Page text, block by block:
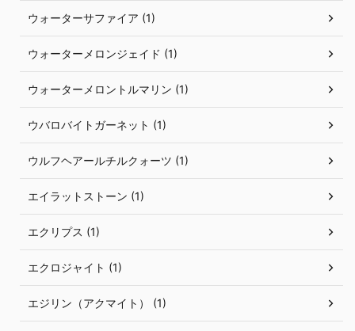
ウォーターサファイア (1)
ウォーターメロンジェイド (1)
ウォーターメロントルマリン (1)
ウバロバイトガーネット (1)
ウルフヘアールチルクォーツ (1)
エイラットストーン (1)
エクリプス (1)
エクロジャイト (1)
エジリン（アクマイト） (1)